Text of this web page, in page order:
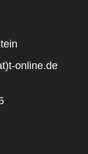
online.de